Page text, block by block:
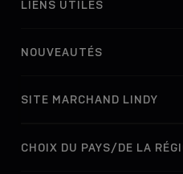
LIENS UTILES
NOUVEAUTÉS
SITE MARCHAND LINDY